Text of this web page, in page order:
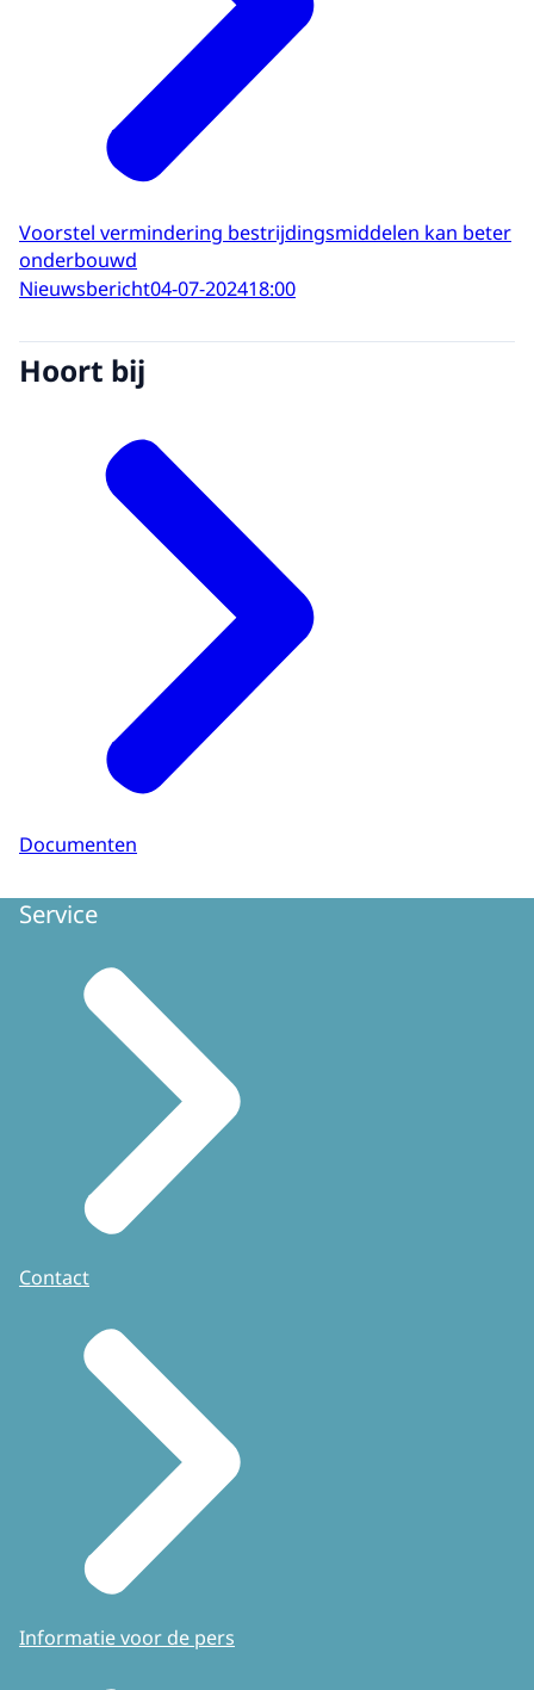
Voorstel vermindering bestrijdingsmiddelen kan beter
onderbouwd
Nieuwsbericht04-07-202418:00
Hoort bij
Documenten
Service
Contact
Informatie voor de pers